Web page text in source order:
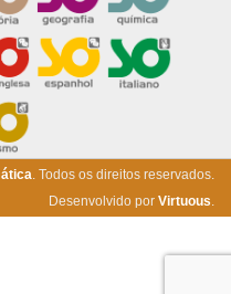
. Todos os direitos reservados.
Desenvolvido por Virtuous.